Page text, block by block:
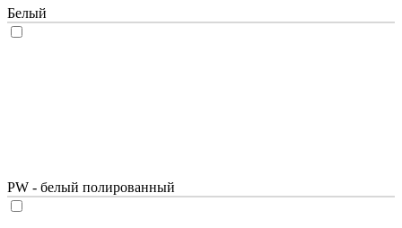
Белый
PW - белый полированный